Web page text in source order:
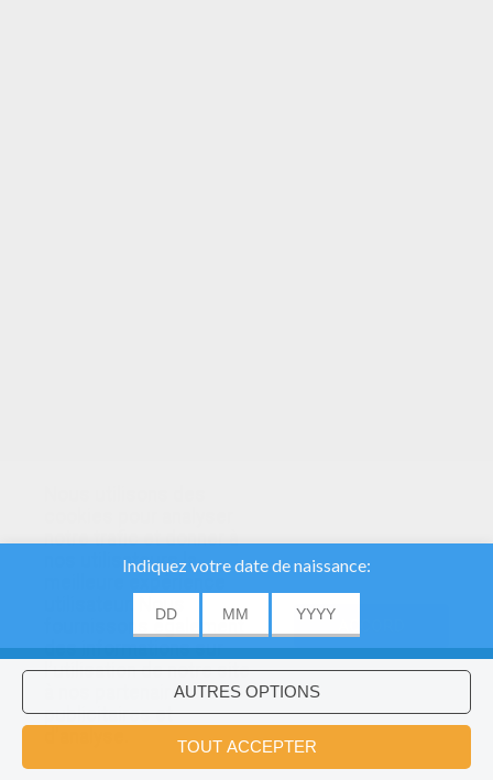
notre trafic et donner à
nos utilisateurs la
meilleure expérience
utilisateur. Nous
fournissons également
des informations sur
l'utilisation de notre site
à nos partenaires
publicitaires et
Voulez-vous installer l'application
Hellokids?
OK
×